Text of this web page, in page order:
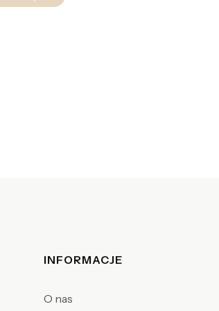
Linki w stopce
INFORMACJE
O nas